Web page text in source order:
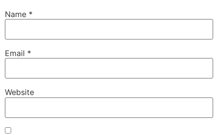
Name *
Email *
Website